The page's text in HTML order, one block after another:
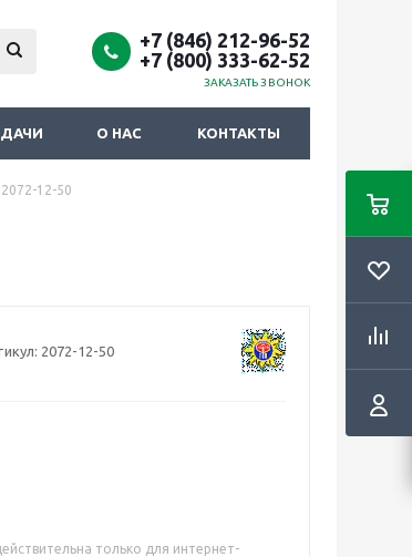
+7 (846) 212-96-52
+7 (800) 333-62-52
ЗАКАЗАТЬ ЗВОНОК
О НАС КОНТАКТЫ
12-50
2072-12-50
только для интернет-